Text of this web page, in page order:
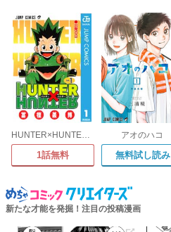
HUNTER×HUNTER モノクロ版
1話無料
アオのハコ
無料試し読み
新たな才能を発掘！注目の投稿漫画